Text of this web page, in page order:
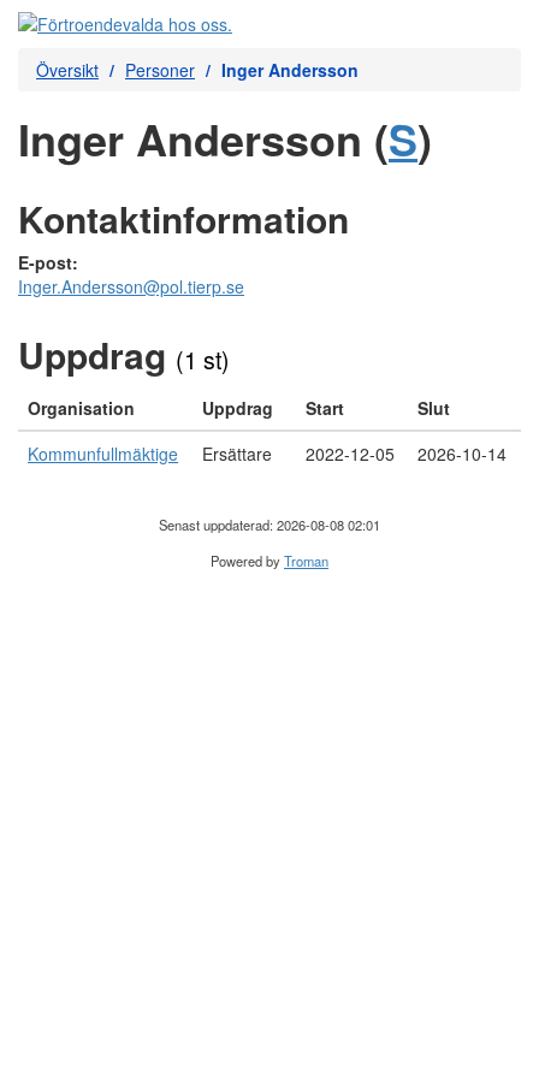
Översikt Personer Inger Andersson
Inger Andersson (S)
Kontaktinformation
E-post:
Inger.Andersson@pol.tierp.se
Uppdrag (1 st)
Organisation Uppdrag Start
Slut
Kommunfullmäktige
Ersättare 2022-12-05 2026-10-14
Senast uppdaterad: 2026-08-08 02:01
Powered byTroman